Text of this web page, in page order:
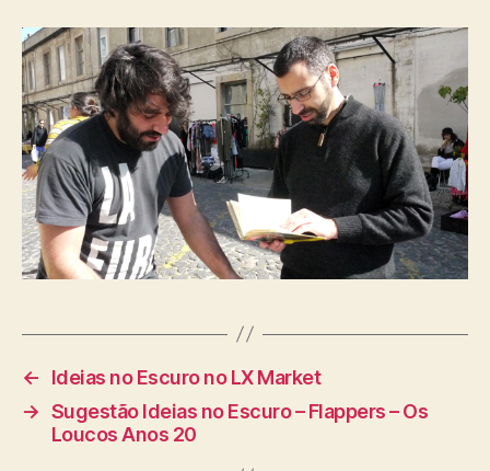
←
Ideias no Escuro no LX Market
→ Sugestão Ideias no Escuro – Flappers – Os
Loucos Anos 20